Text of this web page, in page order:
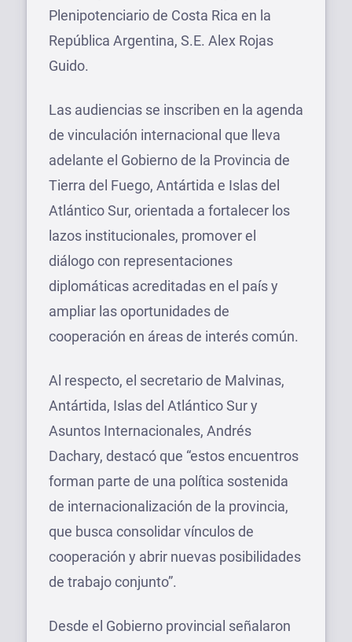
Plenipotenciario de Costa Rica en la
República Argentina, S.E. Alex Rojas
Guido.
Las audiencias se inscriben en la agenda
de vinculación internacional que lleva
adelante el Gobierno de la Provincia de
Tierra del Fuego, Antártida e Islas del
Atlántico Sur, orientada a fortalecer los
lazos institucionales, promover el
diálogo con representaciones
diplomáticas acreditadas en el país y
ampliar las oportunidades de
cooperación en áreas de interés común.
Al respecto, el secretario de Malvinas,
Antártida, Islas del Atlántico Sur y
Asuntos Internacionales, Andrés
Dachary, destacó que “estos encuentros
forman parte de una política sostenida
de internacionalización de la provincia,
que busca consolidar vínculos de
cooperación y abrir nuevas posibilidades
de trabajo conjunto”.
Desde el Gobierno provincial señalaron